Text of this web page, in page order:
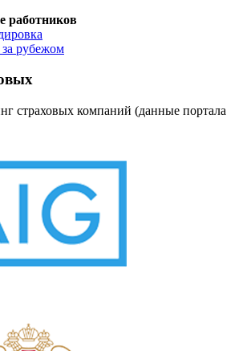
работников
за рубежом
страховых компаний (данные портала